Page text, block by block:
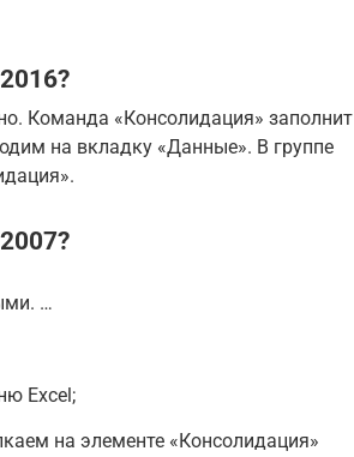
Команда «Консолидация» заполнит
на вкладку «Данные». В группе
…
Excel;
на элементе «Консолидация»